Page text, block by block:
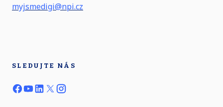
myjsmedigi@npi.cz
SLEDUJTE NÁS